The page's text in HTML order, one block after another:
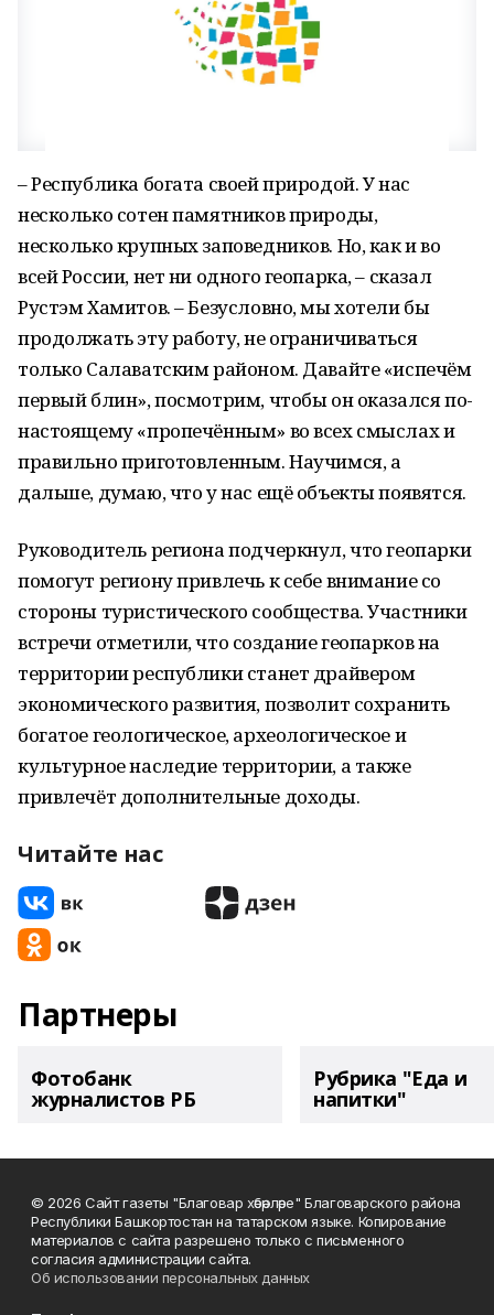
– Республика богата своей природой. У нас
несколько сотен памятников природы,
несколько крупных заповедников. Но, как и во
всей России, нет ни одного геопарка, – сказал
Рустэм Хамитов. – Безусловно, мы хотели бы
продолжать эту работу, не ограничиваться
только Салаватским районом. Давайте «испечём
первый блин», посмотрим, чтобы он оказался по-
настоящему «пропечённым» во всех смыслах и
правильно приготовленным. Научимся, а
дальше, думаю, что у нас ещё объекты появятся.
Руководитель региона подчеркнул, что геопарки
помогут региону привлечь к себе внимание со
стороны туристического сообщества. Участники
встречи отметили, что создание геопарков на
территории республики станет драйвером
экономического развития, позволит сохранить
богатое геологическое, археологическое и
культурное наследие территории, а также
привлечёт дополнительные доходы.
Читайте нас
Партнеры
Фотобанк
журналистов РБ
Рубрика "Еда и
напитки"
© 2026 Сайт газеты "Благовар хәбәрләре" Благоварского района
Республики Башкортостан на татарском языке. Копирование
материалов с сайта разрешено только с письменного
согласия администрации сайта.
Об использовании персональных данных